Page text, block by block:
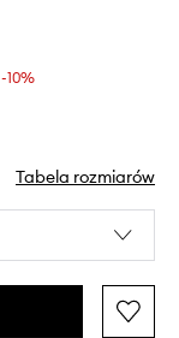
-10%
Tabela rozmiarów